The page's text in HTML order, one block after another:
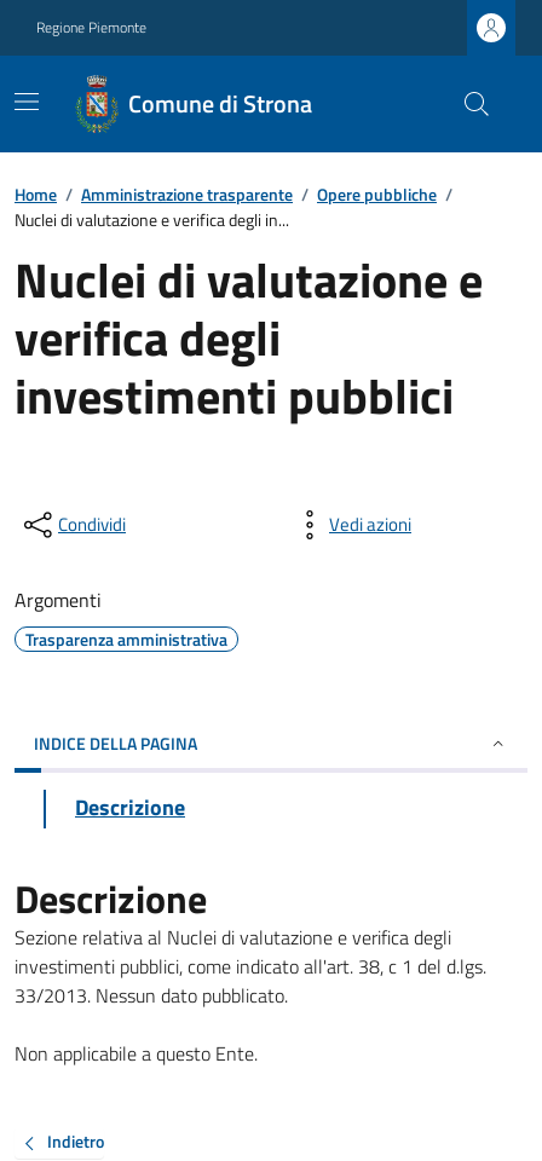
Regione Piemonte
Comune di Strona
Home / Amministrazione trasparente / Opere pubbliche /
Nuclei di valutazione e verifica degli in...
Nuclei di valutazione e
verifica degli
investimenti pubblici
Condividi Vedi azioni
Argomenti
Trasparenza amministrativa
INDICE DELLA PAGINA
Descrizione
Descrizione
Sezione relativa al Nuclei di valutazione e verifica degli
investimenti pubblici, come indicato all'art. 38, c 1 del d.lgs.
33/2013. Nessun dato pubblicato.
Non applicabile a questo Ente.
Indietro